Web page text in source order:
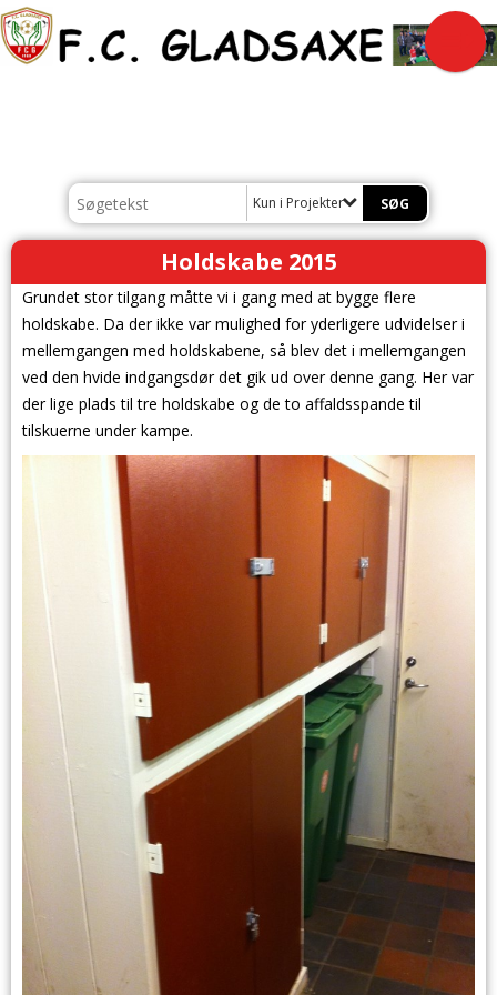
Kun i Projekter
Holdskabe 2015
Grundet stor tilgang måtte vi i gang med at bygge flere
holdskabe. Da der ikke var mulighed for yderligere udvidelser i
mellemgangen med holdskabene, så blev det i mellemgangen
ved den hvide indgangsdør det gik ud over denne gang. Her var
der lige plads til tre holdskabe og de to affaldsspande til
tilskuerne under kampe.